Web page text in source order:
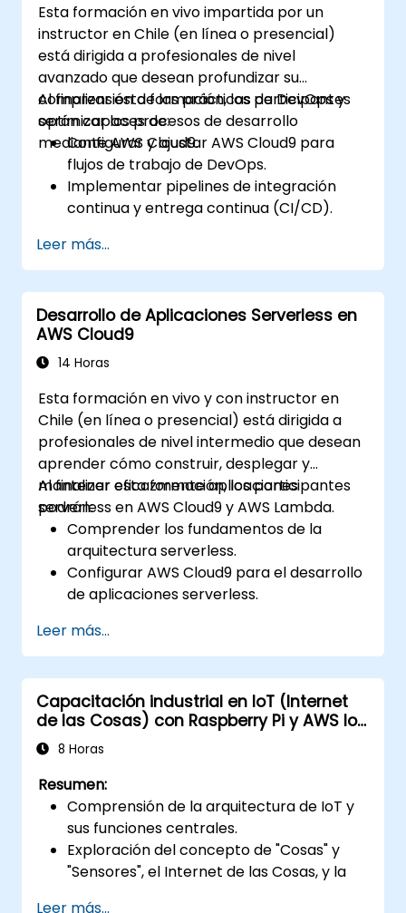
Esta formación en vivo impartida por un
instructor en Chile (en línea o presencial)
está dirigida a profesionales de nivel
avanzado que desean profundizar su
comprensión de las prácticas de DevOps y
optimizar los procesos de desarrollo
mediante AWS Cloud9.
Al finalizar esta formación, los participantes
serán capaces de:
Configurar y ajustar AWS Cloud9 para
flujos de trabajo de DevOps.
Implementar pipelines de integración
continua y entrega continua (CI/CD).
implementación de procesos utilizando
AWS Cloud9.
Integrar servicios de AWS como Lambda,
EC2 y S3 en flujos de trabajo de DevOps.
Utilizar sistemas de control de versiones
como GitHub o GitLab dentro de AWS
Leer más...
Desarrollo de Aplicaciones Serverless en
AWS Cloud9
14 Horas
Esta formación en vivo y con instructor en
Chile (en línea o presencial) está dirigida a
profesionales de nivel intermedio que desean
aprender cómo construir, desplegar y
mantener eficazmente aplicaciones
serverless en AWS Cloud9 y AWS Lambda.
Al finalizar esta formación, los participantes
podrán:
Comprender los fundamentos de la
arquitectura serverless.
Configurar AWS Cloud9 para el desarrollo
de aplicaciones serverless.
aplicaciones serverless utilizando AWS
Lambda.
Integrar AWS Lambda con otros servicios
de AWS, como API Gateway y S3.
Optimizar las aplicaciones serverless
para lograr mayor eficiencia en
Leer más...
Capacitación industrial en IoT (Internet
de las Cosas) con Raspberry Pi y AWS IoT
Core8 Horas
Resumen:
Comprensión de la arquitectura de IoT y
sus funciones centrales.
Exploración del concepto de "Cosas" y
"Sensores", el Internet de las Cosas, y la
Leer más...